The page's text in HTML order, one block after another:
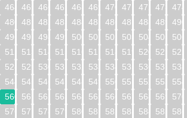
464
465 466 467 468 469 470 471 472 473 474
480
481 482 483 484 485 486 487 488 489 490
496
497 498 499 500 501 502 503 504 505 506
512
513 514 515 516 517 518 519 520 521 522
528
529 530 531 532 533 534 535 536 537 538
544
545 546 547 548 549 550 551 552 553 554
560
561 562 563 564 565 566 567 568 569 570
576
577 578 579 580 581 582 583 584 585 586